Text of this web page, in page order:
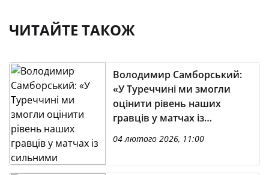
ЧИТАЙТЕ ТАКОЖ
Володимир Самборський:
«У Туреччині ми змогли
оцінити рівень наших
гравців у матчах із
04 лютого 2026, 11:00